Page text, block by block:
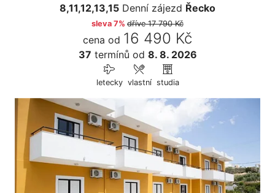
8,11,12,13,15 Denní zájezd Řecko
sleva 7% dříve17 790 Kč
cena od 16 490 Kč
37 termínů od 8. 8. 2026
letecky vlastní studia